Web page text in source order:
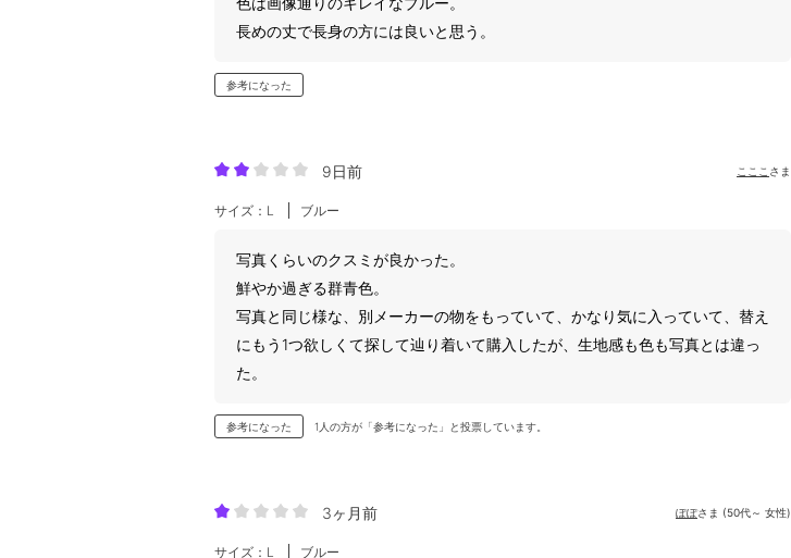
長めの丈で長身の方には良いと思う。
参考になった
9日前 こここ さま
サイズ：L ブルー
写真くらいのクスミが良かった。
鮮やか過ぎる群青色。
写真と同じ様な、別メーカーの物をもっていて、かなり気に入っていて、替え
にもう1つ欲しくて探して辿り着いて購入したが、生地感も色も写真とは違っ
た。
参考になった 1人の方が「参考になった」と投票しています。
3ヶ月前 ぽぽさま (50代～ 女性)
サイズ：L ブルー